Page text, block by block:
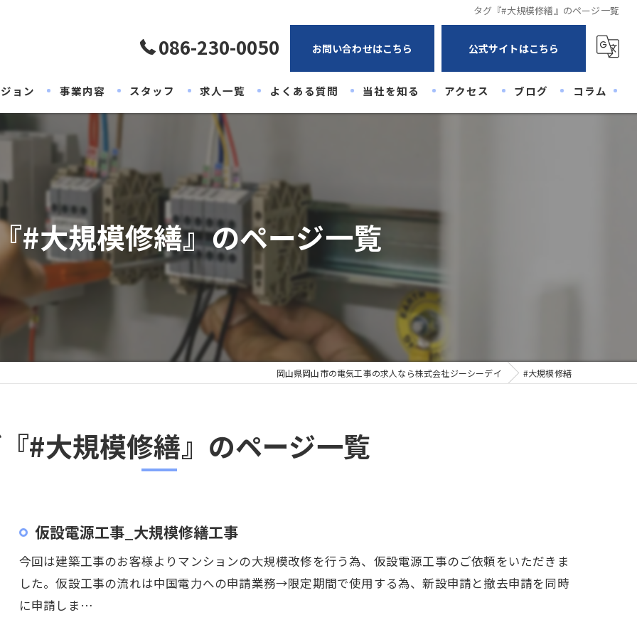
タグ『#大規模修繕』のページ一覧
086-230-0050 お問い合わせはこちら 公式サイトはこちら
ョン 事業内容 スタッフ 求人一覧 よくある質問 当社を知る
高卒
20代
30代
アクセス ブログ コラム
#大規模修繕』のページ一覧
岡山県岡山市の電気工事の求人なら株式会社ジーシーデイ #大規模修繕
#大規模修繕』のページ一覧
仮設電源工事_大規模修繕工事
今回は建築工事のお客様よりマンションの大規模改修を行う為、仮設電源工事のご依頼をいただきま
した。仮設工事の流れは中国電力への申請業務→限定期間で使用する為、新設申請と撤去申請を同時
に申請しま…